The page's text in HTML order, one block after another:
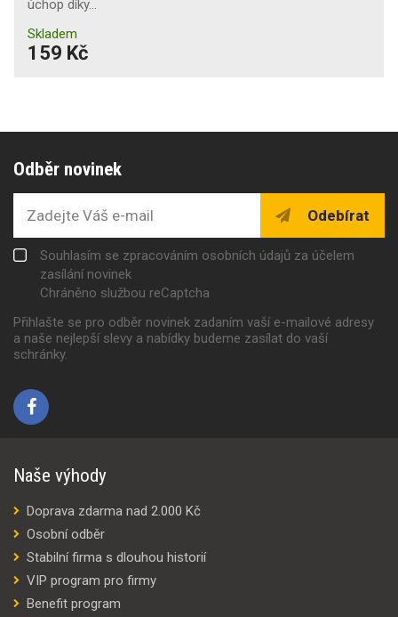
úchop díky…
Skladem
159 Kč
Odběr novinek
Odebírat
Souhlasím se zpracováním osobních údajů za účelem
zasílání novinek
Chráněno službou reCaptcha
Přihlašte se pro odběr novinek zadaním vaší e-mailové adresy
a naše nejlepší slevy a nabídky budeme zasílat do vaší
schránky.
Naše výhody
Doprava zdarma nad 2.000 Kč
Osobní odběr
Stabilní firma s dlouhou historií
VIP program pro firmy
Benefit program